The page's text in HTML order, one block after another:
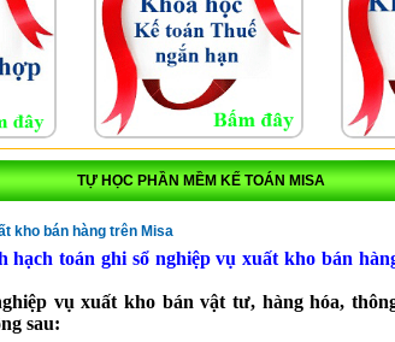
TỰ HỌC PHẦN MỀM KẾ TOÁN MISA
kho bán hàng trên Misa
hạch toán ghi sổ nghiệp vụ xuất kho bán
vụ xuất kho bán vật tư, hàng hóa,
sau: